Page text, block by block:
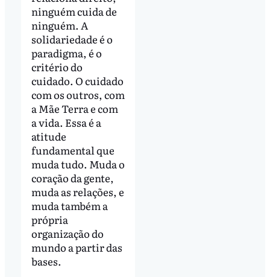
ninguém cuida de
ninguém. A
solidariedade é o
paradigma, é o
critério do
cuidado. O cuidado
com os outros, com
a Mãe Terra e com
a vida. Essa é a
atitude
fundamental que
muda tudo. Muda o
coração da gente,
muda as relações, e
muda também a
própria
organização do
mundo a partir das
bases.